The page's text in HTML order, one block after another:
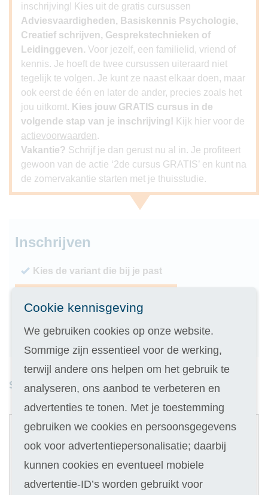
inschrijving! Kies uit de gratis cursussen
Adviesvaardigheden, Basiskennis Psychologie,
Creatief schrijven, Gesprekstechnieken of
Leidinggeven. Voor jezelf, een familielid, vriend of
kennis. Je hoeft de twee cursussen uiteraard niet
tegelijk te volgen. Je kunt ze naast elkaar doen, maar
ook eerst de één en later de ander, precies zoals het
jou uitkomt. Kies jouw GRATIS cursus in de
volgende stap van je inschrijving! Kijk hier voor de
actievoorwaarden.
Vakantie? Schrijf je dan gerust nu al in. Je profiteert
gewoon van de actie ‘2de cursus GRATIS’ en kunt na
de zomervakantie starten met je thuisstudie.
Inschrijven
Kies de variant die bij je past
14 dagen vrijblijvend proberen
Geld terug als je niet slaagt
Studieduur: 6 maanden
Digitale cursus
479
1
Cookie kennisgeving
We gebruiken cookies op onze website.
Sommige zijn essentieel voor de werking,
terwijl andere ons helpen om het gebruik te
analyseren, ons aanbod te verbeteren en
advertenties te tonen. Met je toestemming
gebruiken we cookies en persoonsgegevens
ook voor advertentiepersonalisatie; daarbij
kunnen cookies en eventueel mobiele
advertentie-ID’s worden gebruikt voor